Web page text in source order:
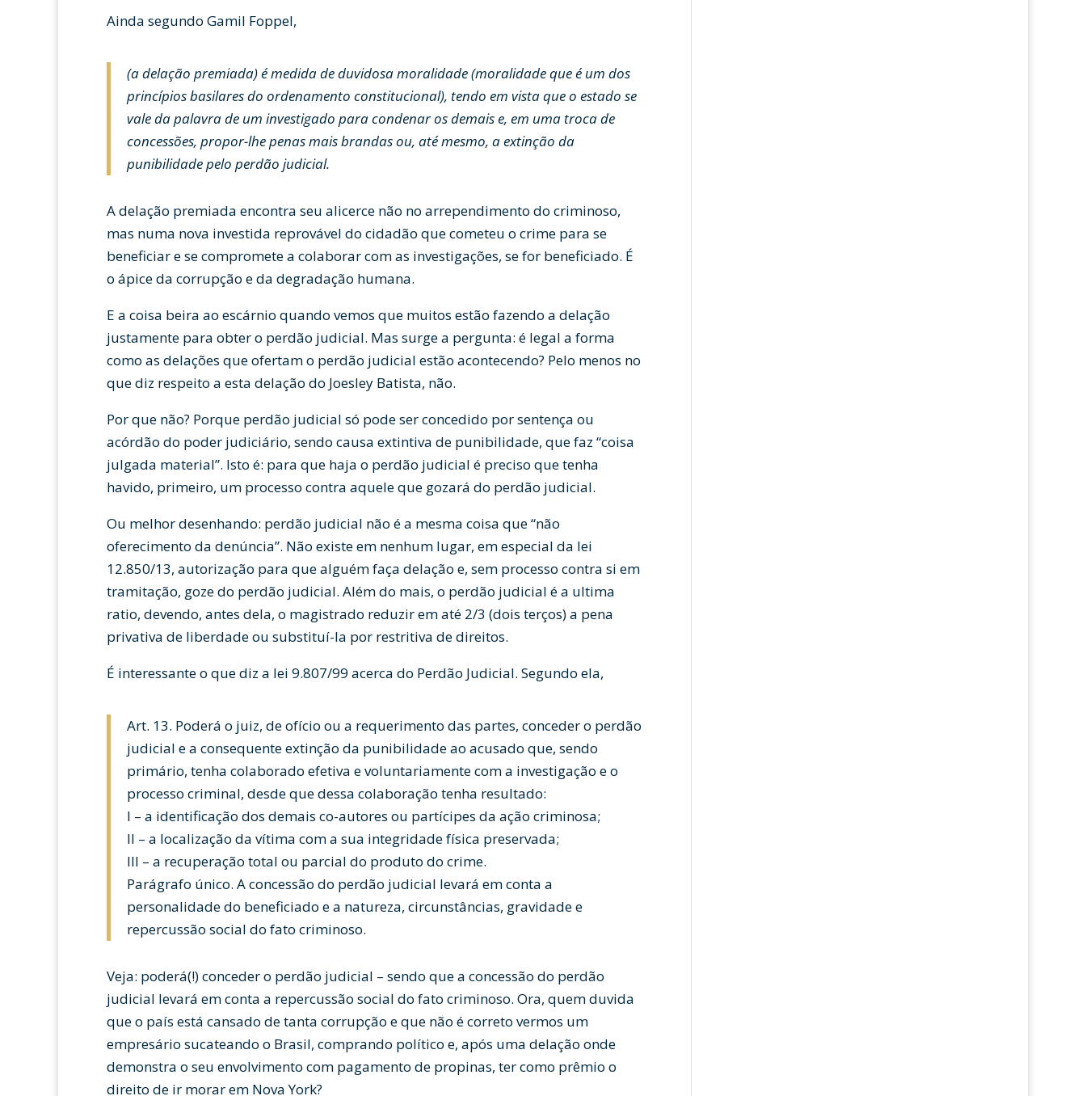
Ainda segundo Gamil Foppel,
(a delação premiada) é medida de duvidosa moralidade (moralidade que é um dos
princípios basilares do ordenamento constitucional), tendo em vista que o estado se
vale da palavra de um investigado para condenar os demais e, em uma troca de
concessões, propor-lhe penas mais brandas ou, até mesmo, a extinção da
punibilidade pelo perdão judicial.
A delação premiada encontra seu alicerce não no arrependimento do criminoso,
mas numa nova investida reprovável do cidadão que cometeu o crime para se
beneficiar e se compromete a colaborar com as investigações, se for beneficiado. É
o ápice da corrupção e da degradação humana.
E a coisa beira ao escárnio quando vemos que muitos estão fazendo a delação
justamente para obter o perdão judicial. Mas surge a pergunta: é legal a forma
como as delações que ofertam o perdão judicial estão acontecendo? Pelo menos no
que diz respeito a esta delação do Joesley Batista, não.
Por que não? Porque perdão judicial só pode ser concedido por sentença ou
acórdão do poder judiciário, sendo causa extintiva de punibilidade, que faz “coisa
julgada material”. Isto é: para que haja o perdão judicial é preciso que tenha
havido, primeiro, um processo contra aquele que gozará do perdão judicial.
Ou melhor desenhando: perdão judicial não é a mesma coisa que “não
oferecimento da denúncia”. Não existe em nenhum lugar, em especial da lei
12.850/13, autorização para que alguém faça delação e, sem processo contra si em
tramitação, goze do perdão judicial. Além do mais, o perdão judicial é a ultima
ratio, devendo, antes dela, o magistrado reduzir em até 2/3 (dois terços) a pena
privativa de liberdade ou substituí-la por restritiva de direitos.
É interessante o que diz a lei 9.807/99 acerca do Perdão Judicial. Segundo ela,
Art. 13. Poderá o juiz, de ofício ou a requerimento das partes, conceder o perdão
judicial e a consequente extinção da punibilidade ao acusado que, sendo
primário, tenha colaborado efetiva e voluntariamente com a investigação e o
processo criminal, desde que dessa colaboração tenha resultado:
I – a identificação dos demais co-autores ou partícipes da ação criminosa;
II – a localização da vítima com a sua integridade física preservada;
III – a recuperação total ou parcial do produto do crime.
Parágrafo único. A concessão do perdão judicial levará em conta a
personalidade do beneficiado e a natureza, circunstâncias, gravidade e
repercussão social do fato criminoso.
Veja: poderá(!) conceder o perdão judicial – sendo que a concessão do perdão
judicial levará em conta a repercussão social do fato criminoso. Ora, quem duvida
que o país está cansado de tanta corrupção e que não é correto vermos um
empresário sucateando o Brasil, comprando político e, após uma delação onde
demonstra o seu envolvimento com pagamento de propinas, ter como prêmio o
direito de ir morar em Nova York?